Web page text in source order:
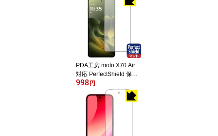
日本製 自社製造直販
PDA工房 moto X70 Air
対応 PerfectShield 保護
フィルム [指紋認証対応]
反射低減 防指紋 日本製
自社製造直販
998円